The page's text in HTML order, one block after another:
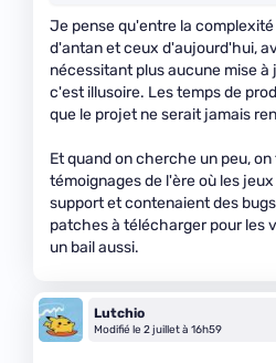
Je pense qu'entre la
d'antan et ceux d'aujourd'hui,
nécessitant plus aucune mise
c'est illusoire. Les temps de
que le projet ne serait jamais
Et quand on cherche un peu,
témoignages de l'ère où les
support et contenaient des
patches à télécharger pour les
un bail aussi.
Lutchio
Modifié le 2 juillet à 16h59